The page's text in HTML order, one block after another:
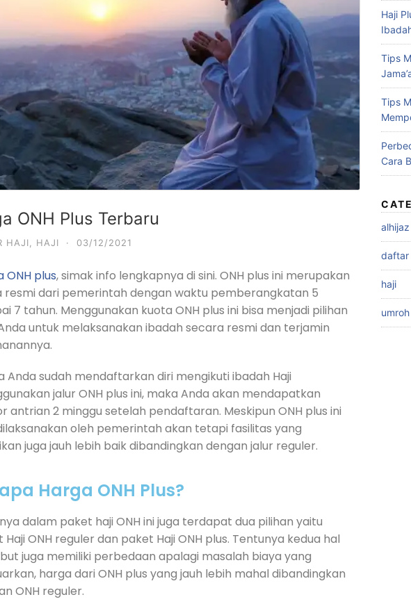
ONH Plus Terbaru
HAJI HAJI · 03/12/2021
ONH plus, simak info lengkapnya di sini. ONH plus ini merupakan
resmi dari pemerintah dengan waktu pemberangkatan 5
7 tahun. Menggunakan kuota ONH plus ini bisa menjadi pilihan
untuk melaksanakan ibadah secara resmi dan terjamin
Anda sudah mendaftarkan diri mengikuti ibadah Haji
jalur ONH plus ini, maka Anda akan mendapatkan
antrian 2 minggu setelah pendaftaran. Meskipun ONH plus ini
oleh pemerintah akan tetapi fasilitas yang
juga jauh lebih baik dibandingkan dengan jalur reguler.
Harga ONH Plus?
dalam paket haji ONH ini juga terdapat dua pilihan yaitu
Haji ONH reguler dan paket Haji ONH plus. Tentunya kedua hal
juga memiliki perbedaan apalagi masalah biaya yang
harga dari ONH plus yang jauh lebih mahal dibandingkan
ONH reguler.
Haji
Tips
Tips
Cara
daftar
haji
umroh